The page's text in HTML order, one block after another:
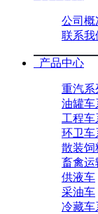
公司概
联系我
产品中心
重汽系
油罐车
工程车
环卫车
散装饲
畜禽运
供液车
采油车
冷藏车